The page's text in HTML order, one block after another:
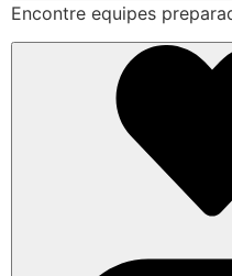
Encontre equipes